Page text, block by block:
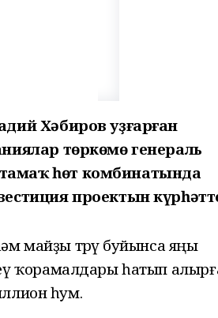
Хәбиров уҙғарған
төркөмө генераль
һөт комбинатында
проектын
майҙы төрөү буйынса яңы
ҡорамалдары һатып
һум.